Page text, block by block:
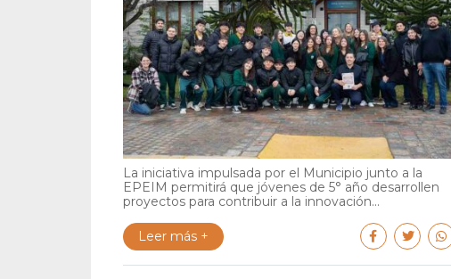
La iniciativa impulsada por el Municipio junto a la
EPEIM permitirá que jóvenes de 5° año desarrollen
proyectos para contribuir a la innovación...
Leer más +